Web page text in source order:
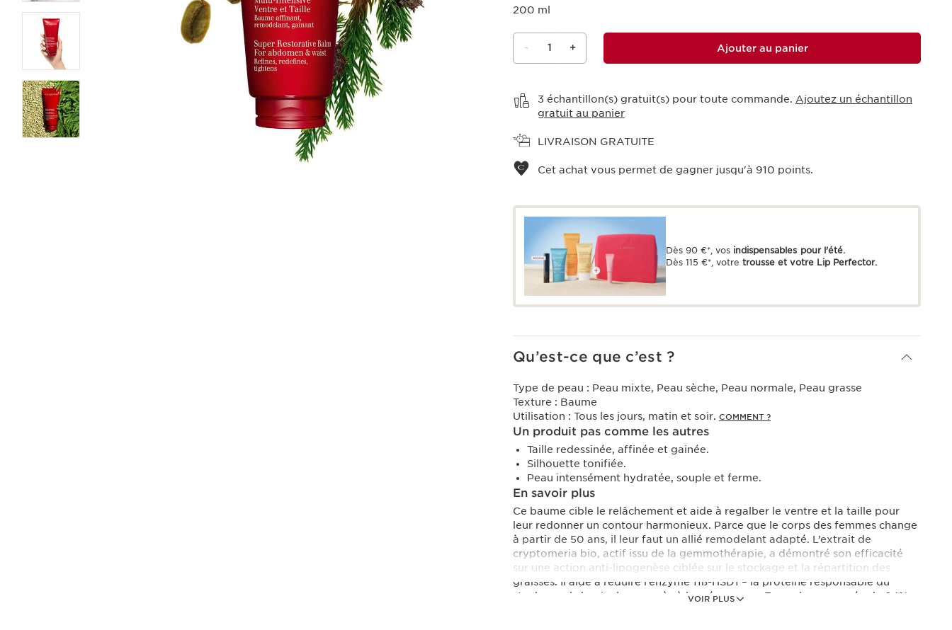
200 ml
- 1 + Ajouter au panier
3 échantillon(s) gratuit(s) pour toute commande. Ajoutez un échantillon
gratuit au panier
LIVRAISON GRATUITE
Cet achat vous permet de gagner jusqu'à 910 points.
Dès 90 €*, vos indispensables pour l'été.
Dès 115 €*, votre trousse et votre Lip Perfector.
Qu’est-ce que c’est ?
VOIR PLUS
Type de peau : Peau mixte, Peau sèche, Peau normale, Peau grasse
Texture : Baume
Utilisation : Tous les jours, matin et soir. COMMENT ?
Un produit pas comme les autres
Taille redessinée, affinée et gainée.
Silhouette tonifiée.
Peau intensément hydratée, souple et ferme.
En savoir plus
Ce baume cible le relâchement et aide à regalber le ventre et la taille pour
leur redonner un contour harmonieux. Parce que le corps des femmes change
à partir de 50 ans, il leur faut un allié remodelant adapté. L’extrait de
cryptomeria bio, actif issu de la gemmothérapie, a démontré son efficacité
sur une action anti-lipogenèse ciblée sur le stockage et la répartition des
graisses. Il aide à réduire l’enzyme 11ß-HSD1 – la protéine responsable du
stockage abdominal - en excès à la ménopause. Formule composée de 94%